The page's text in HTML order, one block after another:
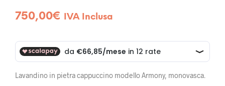
750,00€ IVA Inclusa
Lavandino in pietra cappuccino modello Armony, monovasca.